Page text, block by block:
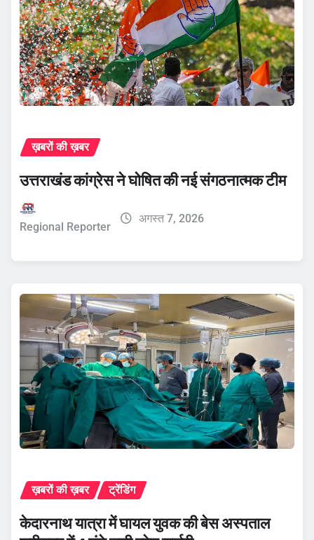
ख़बरों की ख़बर
उत्तराखंड कांग्रेस ने घोषित की नई संगठनात्मक टीम
Regional Reporter
अगस्त 7, 2026
ख़बरों की ख़बर ट्रेंडिंग
केदारनाथ यात्रा में घायल युवक की बेस अस्पताल